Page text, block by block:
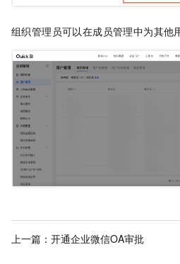
组织管理员可以在成员管理中为其他
上一篇： 开通企业微信OA审批